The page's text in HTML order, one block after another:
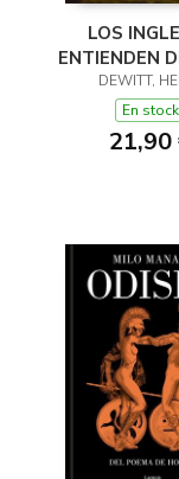
LOS
ENTIENDEN
(Y OTROS
DEWITT,
En stock
21,90